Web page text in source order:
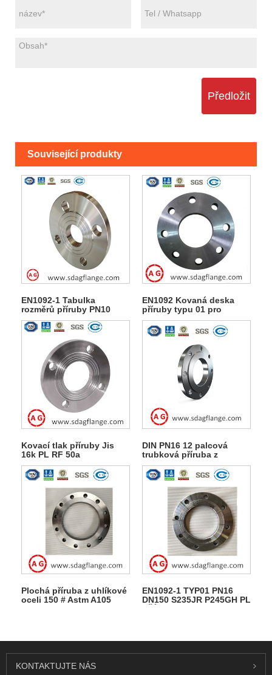
Předložit
Související produkty
EN1092-1 Tabulka
rozměrů příruby PN10
typu 01A
EN1092 Kovaná deska
příruby typu 01 pro
svařování
Kovací tlak příruby Jis
16k PL RF 50a
DIN PN16 12 palcová
trubková příruba z
uhlíkové oceli
Plochá příruba z uhlíkové
oceli 150 # Astm A105
EN1092-1 TYP01 PN16
DN150 S235JR P245GH PL
KONTAKTUJTE NÁS